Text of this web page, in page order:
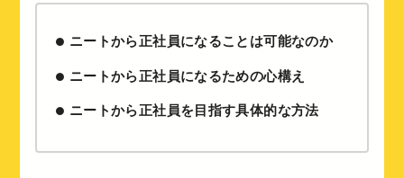
ニートから正社員になることは可能なのか
ニートから正社員になるための心構え
ニートから正社員を目指す具体的な方法